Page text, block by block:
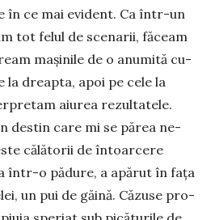
în ce mai evident. Ca într-un
tot felul de sce­narii, făceam
mașinile de o anu­mită cu­
la dreap­­ta, apoi pe cele la
aiurea re­zul­tatele.
destin care mi se părea ne­
călă­to­rii de întoar­cere
într-o pădure, a apărut în fața
un pui de găină. Căzuse pro­